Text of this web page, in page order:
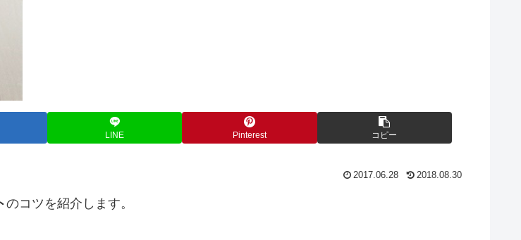
LINE Pinterest コピー
2017.06.28 2018.08.30
のコツを紹介します。